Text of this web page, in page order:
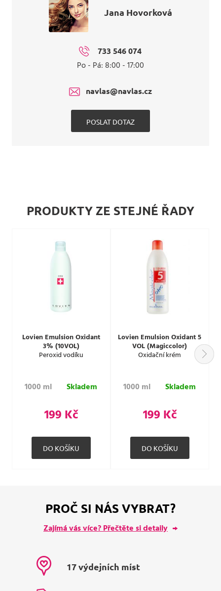
Jana Hovorková
733 546 074
Po - Pá: 8:00 - 17:00
navlas@navlas.cz
POSLAT DOTAZ
PRODUKTY ZE STEJNÉ ŘADY
Lovien Emulsion Oxidant
3% (10VOL)
Peroxid vodíku
1000 ml Skladem
199 Kč
Lovien Emulsion Oxidant 5
VOL (Magiccolor)
Oxidační krém
1000 ml Skladem
199 Kč
PROČ SI NÁS VYBRAT?
Zajímá vás více? Přečtěte si detaily
17 výdejních míst